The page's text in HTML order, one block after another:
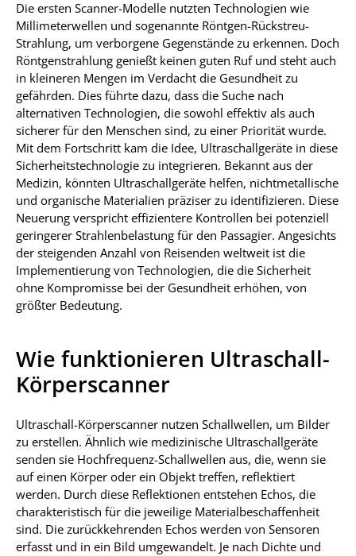
Die ersten Scanner-Modelle nutzten Technologien wie
Millimeterwellen und sogenannte Röntgen-Rückstreu-
Strahlung, um verborgene Gegenstände zu erkennen. Doch
Röntgenstrahlung genießt keinen guten Ruf und steht auch
in kleineren Mengen im Verdacht die Gesundheit zu
gefährden. Dies führte dazu, dass die Suche nach
alternativen Technologien, die sowohl effektiv als auch
sicherer für den Menschen sind, zu einer Priorität wurde.
Mit dem Fortschritt kam die Idee, Ultraschallgeräte in diese
Sicherheitstechnologie zu integrieren. Bekannt aus der
Medizin, könnten Ultraschallgeräte helfen, nichtmetallische
und organische Materialien präziser zu identifizieren. Diese
Neuerung verspricht effizientere Kontrollen bei potenziell
geringerer Strahlenbelastung für den Passagier. Angesichts
der steigenden Anzahl von Reisenden weltweit ist die
Implementierung von Technologien, die die Sicherheit
ohne Kompromisse bei der Gesundheit erhöhen, von
größter Bedeutung.
Wie funktionieren Ultraschall-
Körperscanner
Ultraschall-Körperscanner nutzen Schallwellen, um Bilder
zu erstellen. Ähnlich wie medizinische Ultraschallgeräte
senden sie Hochfrequenz-Schallwellen aus, die, wenn sie
auf einen Körper oder ein Objekt treffen, reflektiert
werden. Durch diese Reflektionen entstehen Echos, die
charakteristisch für die jeweilige Materialbeschaffenheit
sind. Die zurückkehrenden Echos werden von Sensoren
erfasst und in ein Bild umgewandelt. Je nach Dichte und